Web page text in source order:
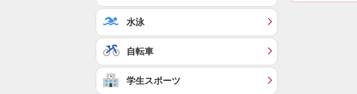
水泳
自転車
学生スポーツ